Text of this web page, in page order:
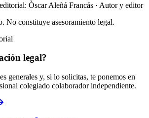
Òscar Aleñá Francás · Autor y editor
No constituye asesoramiento legal.
legal?
generales y, si lo solicitas, te ponemos en
colegiado colaborador independiente.